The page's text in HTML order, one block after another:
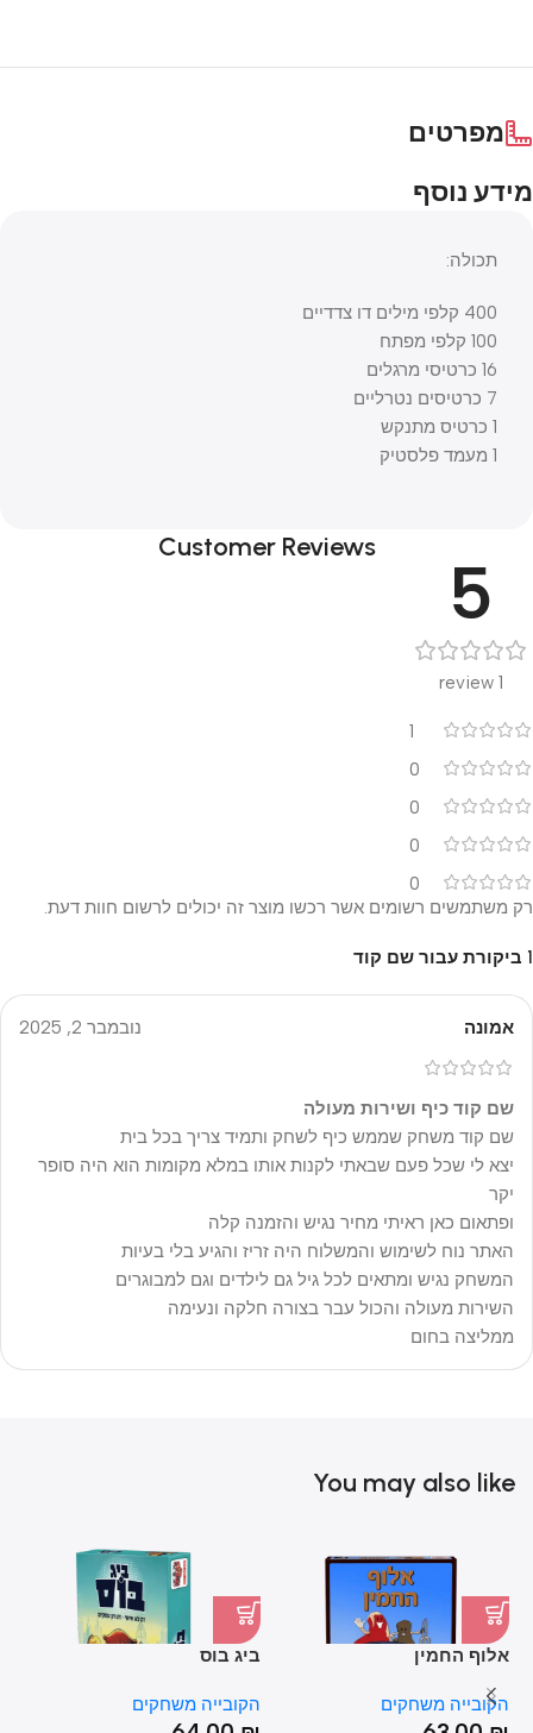
מפרטים
מידע נוסף
תכולה:
400 קלפי מילים דו צדדיים
100 קלפי מפתח
16 כרטיסי מרגלים
7 כרטיסים נטרליים
1 כרטיס מתנקש
1 מעמד פלסטיק
Customer Reviews
5
1 review
1
0
0
0
0
1 ביקורת עבור שם קוד
אמונה נובמבר 2, 2025
שם קוד כיף ושירות מעולה
שם קוד משחק שממש כיף לשחק ותמיד צריך בכל בית
יצא לי שכל פעם שבאתי לקנות אותו במלא מקומות הוא היה סופר
יקר
ופתאום כאן ראיתי מחיר נגיש והזמנה קלה
האתר נוח לשימוש והמשלוח היה זריז והגיע בלי בעיות
המשחק נגיש ומתאים לכל גיל גם לילדים וגם למבוגרים
השירות מעולה והכול עבר בצורה חלקה ונעימה
ממליצה בחום
רק משתמשים רשומים אשר רכשו מוצר זה יכולים לרשום חוות דעת.
You may also like
אלוף החמין
הקובייה משחקים
ביג בוס
הקובייה משחקים